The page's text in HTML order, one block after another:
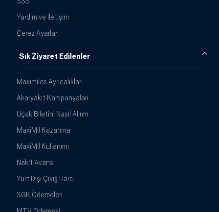
Yardım ve İletişim
Çerez Ayarları
Sık Ziyaret Edilenler
Maximiles Ayrıcalıkları
Akaryakıt Kampanyaları
Uçak Biletini Nasıl Alırım
MaxiMil Kazanma
MaxiMil Kullanımı
Nakit Avans
Yurt Dışı Çıkış Harcı
SGK Ödemeleri